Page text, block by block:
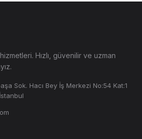
Hızlı, güvenilir ve uzman
Sok. Hacı Bey İş Merkezi No:54 Kat:1